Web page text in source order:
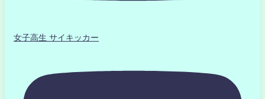
女子高生 サイキッカー